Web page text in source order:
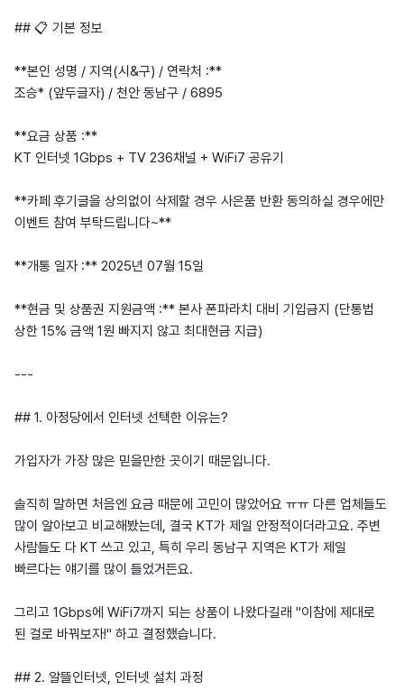
## 📋 기본 정보
**본인 성명 / 지역(시&구) / 연락처 :**
조승* (앞두글자) / 천안 동남구 / 6895
**요금 상품 :**
KT 인터넷 1Gbps + TV 236채널 + WiFi7 공유기
**카페 후기글을 상의없이 삭제할 경우 사은품 반환 동의하실 경우에만
이벤트 참여 부탁드립니다~**
**개통 일자 :** 2025년 07월 15일
**현금 및 상품권 지원금액 :** 본사 폰파라치 대비 기입금지 (단통법
상한 15% 금액 1원 빠지지 않고 최대현금 지급)
---
## 1. 아정당에서 인터넷 선택한 이유는?
가입자가 가장 많은 믿을만한 곳이기 때문입니다.
솔직히 말하면 처음엔 요금 때문에 고민이 많았어요 ㅠㅠ 다른 업체들도
많이 알아보고 비교해봤는데, 결국 KT가 제일 안정적이더라고요. 주변
사람들도 다 KT 쓰고 있고, 특히 우리 동남구 지역은 KT가 제일
빠르다는 얘기를 많이 들었거든요.
그리고 1Gbps에 WiFi7까지 되는 상품이 나왔다길래 "이참에 제대로
된 걸로 바꿔보자!" 하고 결정했습니다.
## 2. 알뜰인터넷, 인터넷 설치 과정